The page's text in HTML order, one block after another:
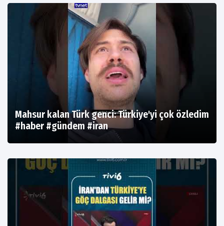
Mahsur kalan Türk genci: Türkiye'yi çok özledim
#haber #gündem #iran